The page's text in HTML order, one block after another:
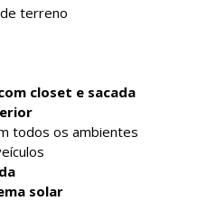
terreno
closet e sacada
todos os ambientes
solar